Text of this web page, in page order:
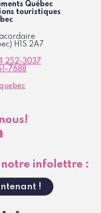
Québec
touristiques
H1S 2A7
252-3037
7688
notre infolettre :
!